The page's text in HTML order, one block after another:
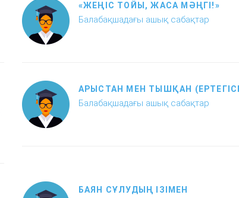
«ЖЕҢІС ТОЙЫ, ЖАСА МӘҢГІ!»
Балабақшадағы ашық сабақтар
АРЫСТАН МЕН ТЫШҚАН
Балабақшадағы ашық сабақтар
БАЯН СҰЛУДЫҢ ІЗІМЕН